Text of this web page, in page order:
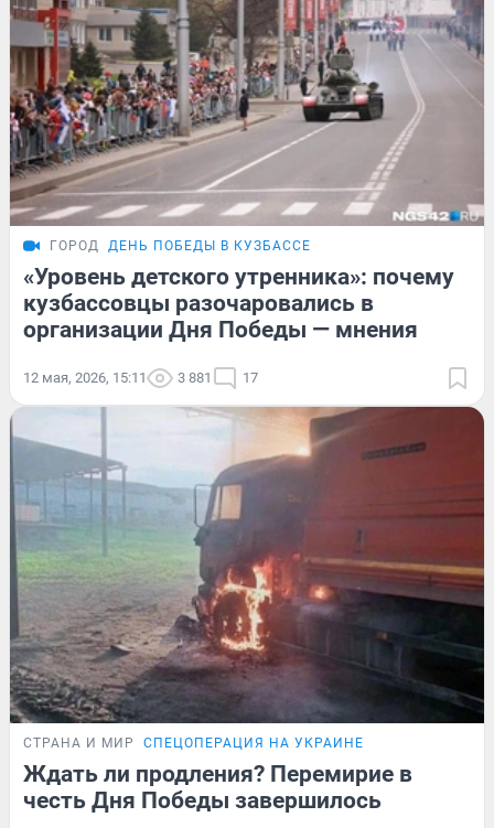
ГОРОД ДЕНЬ ПОБЕДЫ В КУЗБАССЕ
«Уровень детского утренника»: почему
кузбассовцы разочаровались в
организации Дня Победы — мнения
12 мая, 2026, 15:11 3 881 17
СТРАНА И МИР СПЕЦОПЕРАЦИЯ НА УКРАИНЕ
Ждать ли продления? Перемирие в
честь Дня Победы завершилось